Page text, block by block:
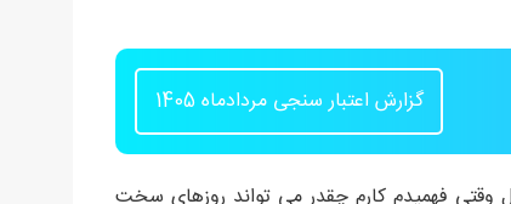
گزارش اعتبار سنجی مردادماه 1405